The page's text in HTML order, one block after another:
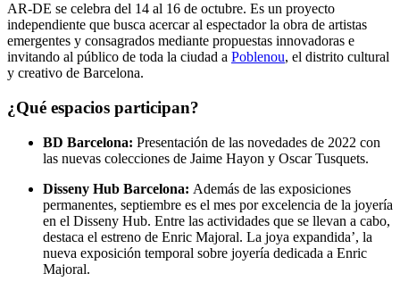
AR-DE se celebra del 14 al 16 de octubre. Es un proyecto
independiente que busca acercar al espectador la obra de artistas
emergentes y consagrados mediante propuestas innovadoras e
invitando al público de toda la ciudad a Poblenou, el distrito cultural
y creativo de Barcelona.
¿Qué espacios participan?
BD Barcelona: Presentación de las novedades de 2022 con
las nuevas colecciones de Jaime Hayon y Oscar Tusquets.
Disseny Hub Barcelona: Además de las exposiciones
permanentes, septiembre es el mes por excelencia de la joyería
en el Disseny Hub. Entre las actividades que se llevan a cabo,
destaca el estreno de Enric Majoral. La joya expandida’, la
nueva exposición temporal sobre joyería dedicada a Enric
Majoral.